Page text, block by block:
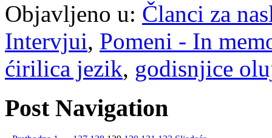
Objavljeno u: Članci za
Intervjui, Pomeni - In
ćirilica jezik, godisnjice
Post Navigation